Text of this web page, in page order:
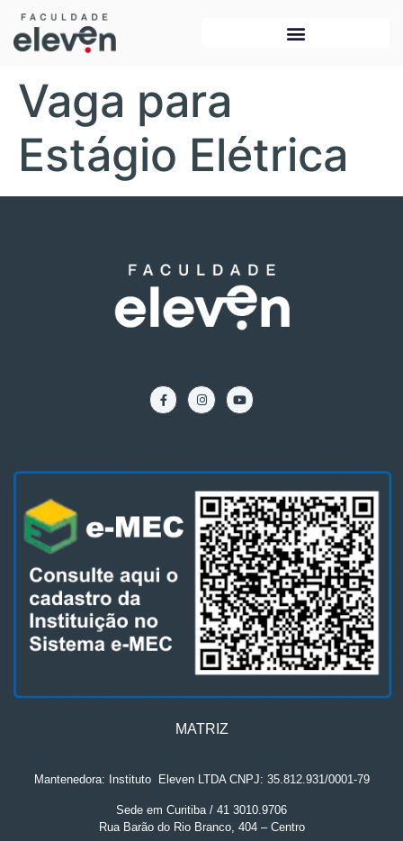
Vaga para
Estágio Elétrica
MATRIZ
Mantenedora: Instituto. Eleven LTDA CNPJ: 35.812.931/0001-79
Sede em Curitiba / 41 3010.9706
Rua Barão do Rio Branco, 404 – Centro